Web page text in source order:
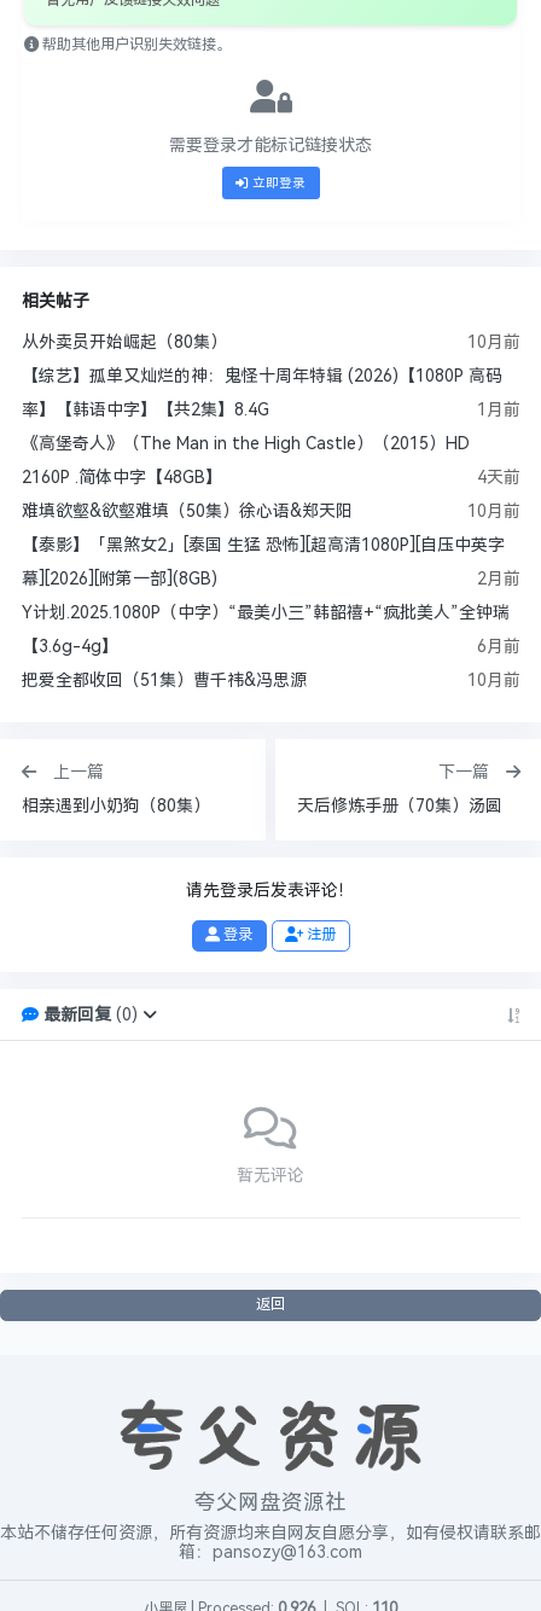
帮助其他用户识别失效链接。
需要登录才能标记链接状态
立即登录
相关帖子
从外卖员开始崛起（80集）
10月前
【综艺】孤单又灿烂的神：鬼怪十周年特辑 (2026)【1080P 高码
率】【韩语中字】【共2集】8.4G
1月前
《高堡奇人》（The Man in the High Castle）（2015）HD
2160P .简体中字【48GB】
4天前
难填欲壑&欲壑难填（50集）徐心语&郑天阳
10月前
【泰影】「黑煞女2」[泰国 生猛 恐怖][超高清1080P][自压中英字
幕][2026][附第一部](8GB)
2月前
Y计划.2025.1080P（中字）“最美小三”韩韶禧+“疯批美人”全钟瑞
【3.6g-4g】
6月前
把爱全都收回（51集）曹千祎&冯思源
10月前
上一篇
相亲遇到小奶狗（80集）
下一篇
天后修炼手册（70集）汤圆
请先登录后发表评论！
登录 注册
最新回复(0)
暂无评论
返回
夸父网盘资源社
本站不储存任何资源，所有资源均来自网友自愿分享，如有侵权请联系邮
箱：pansozy@163.com